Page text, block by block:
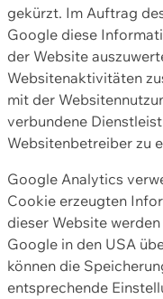
gekürzt. Im Auftrag
Google diese
der Website
Websitenaktivitäten
mit der
verbundene
Websitenbetreiber zu
Google Analytics
Cookie erzeugten
dieser Website
Google in den USA
können die
entsprechende